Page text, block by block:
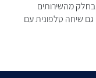
מהשירותים
שיחה טלפונית עם